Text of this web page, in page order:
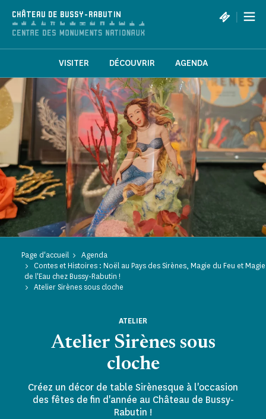
CHÂTEAU DE BUSSY-RABUTIN |
VISITER DÉCOUVRIR AGENDA
Page d'accueil
Agenda
Contes et Histoires : Noël au Pays des Sirènes, Magie du Feu et Magie
de l'Eau chez Bussy-Rabutin !
Atelier Sirènes sous cloche
Atelier Sirènes sous
cloche
ATELIER
Créez un décor de table Sirènesque à l'occasion
des fêtes de fin d'année au Château de Bussy-
Rabutin !